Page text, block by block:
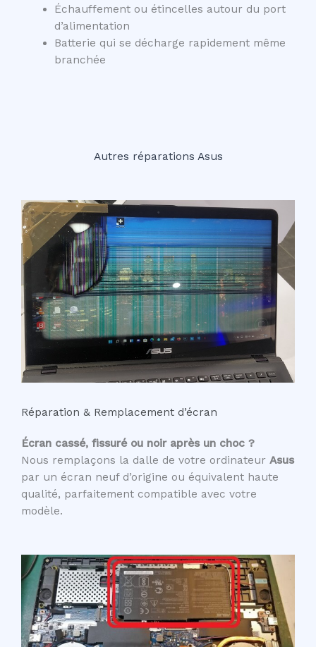
Échauffement ou étincelles autour du port
d’alimentation
Batterie qui se décharge rapidement même
branchée
Autres réparations Asus
Réparation & Remplacement d’écran
Écran cassé, fissuré ou noir après un choc ?
Nous remplaçons la dalle de votre ordinateur Asus
par un écran neuf d’origine ou équivalent haute
qualité, parfaitement compatible avec votre
modèle.